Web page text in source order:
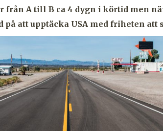
från A till B ca 4 dygn i körtid men
att upptäcka USA med friheten att